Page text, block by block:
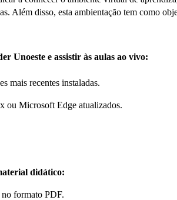
Além disso, esta ambientação tem como
Unoeste e assistir às aulas ao vivo:
mais recentes instaladas.
ou Microsoft Edge atualizados.
didático:
formato PDF.